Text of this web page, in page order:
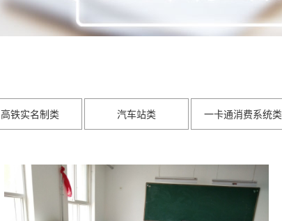
高铁实名制类 汽车站类 一卡通消费系统类